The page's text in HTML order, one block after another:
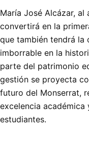
María José Alcázar, al
convertirá en la
que también tendrá la
imborrable en la
parte del patrimonio
gestión se proyecta
futuro del Monserrat,
excelencia
estudiantes.